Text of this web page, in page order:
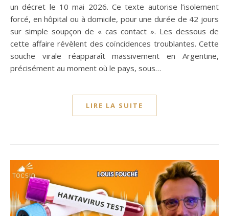
un décret le 10 mai 2026. Ce texte autorise l’isolement
forcé, en hôpital ou à domicile, pour une durée de 42 jours
sur simple soupçon de « cas contact ». Les dessous de
cette affaire révèlent des coïncidences troublantes. Cette
souche virale réapparaît massivement en Argentine,
précisément au moment où le pays, sous…
LIRE LA SUITE